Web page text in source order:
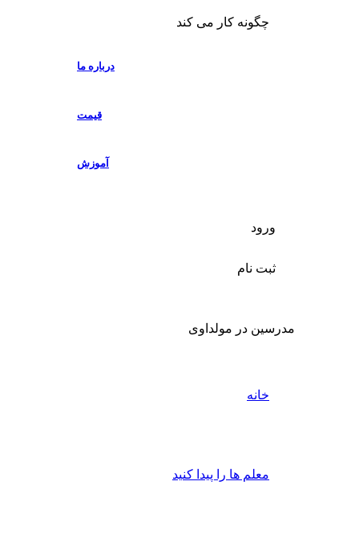
چگونه کار می کند
درباره ما
قیمت
آموزش
ورود
ثبت نام
مدرسین در مولداوی
خانه
معلم ها را پیدا کنید